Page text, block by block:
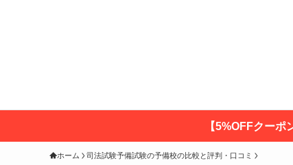
【5%OFFクー
ホーム 司法試験予備試験の予備校の比較と評判・口コミ